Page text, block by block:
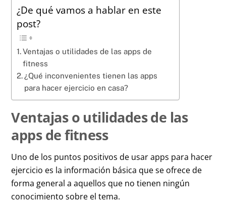
¿De qué vamos a hablar en este
post?
Ventajas o utilidades de las apps de
fitness
¿Qué inconvenientes tienen las apps
para hacer ejercicio en casa?
Ventajas o utilidades de las
apps de fitness
Uno de los puntos positivos de usar apps para hacer
ejercicio es la información básica que se ofrece de
forma general a aquellos que no tienen ningún
conocimiento sobre el tema.